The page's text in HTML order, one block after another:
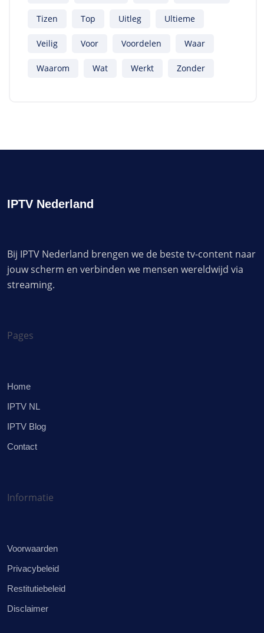
Tizen Top Uitleg Ultieme
Veilig Voor Voordelen Waar
Waarom Wat Werkt Zonder
IPTV Nederland
Bij IPTV Nederland brengen we de beste tv-content naar
jouw scherm en verbinden we mensen wereldwijd via
streaming.
Pages
Home
IPTV NL
IPTV Blog
Contact
Informatie
Voorwaarden
Privacybeleid
Restitutiebeleid
Disclaimer